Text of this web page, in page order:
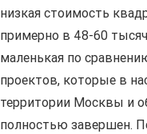
низкая стоимость
примерно в 48-60
маленькая по
проектов, которые в
территории Москвы и
полностью завершен.